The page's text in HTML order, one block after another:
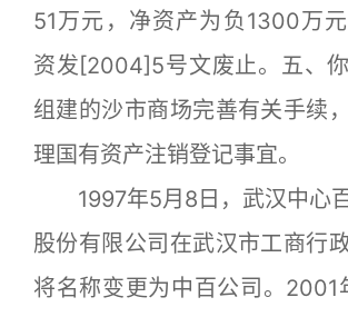
51万元，净资产为负1300万
资发[2004]5号文废止。五、
组建的沙市商场完善有关手续
理国有资产注销登记事宜。
1997年5月8日，武汉中心百
股份有限公司在武汉市工商行
将名称变更为中百公司。